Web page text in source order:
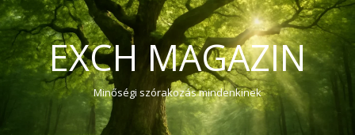
EXCH MAGAZIN
Minőségi szórakozás mindenkinek